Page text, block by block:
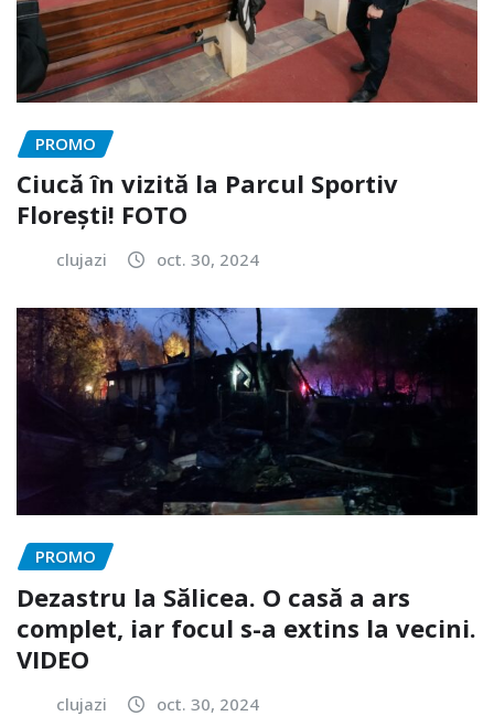
PROMO
Ciucă în vizită la Parcul Sportiv
Florești! FOTO
clujazi oct. 30, 2024
PROMO
Dezastru la Sălicea. O casă a ars
complet, iar focul s-a extins la vecini.
VIDEO
clujazi oct. 30, 2024